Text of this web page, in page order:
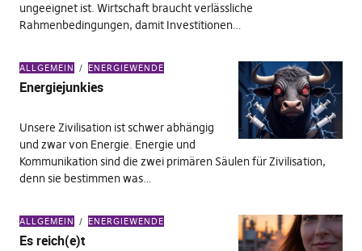
ungeeignet ist. Wirtschaft braucht verlässliche
Rahmenbedingungen, damit Investitionen…
ALLGEMEIN ENERGIEWENDE
Energiejunkies
Unsere Zivilisation ist schwer abhängig
und zwar von Energie. Energie und
Kommunikation sind die zwei primären Säulen für Zivilisation,
denn sie bestimmen was…
ALLGEMEIN ENERGIEWENDE
Es reich(e)t